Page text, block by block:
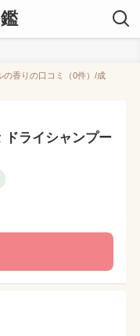
の香りの口コミ（0件）/成
ドライシャンプー